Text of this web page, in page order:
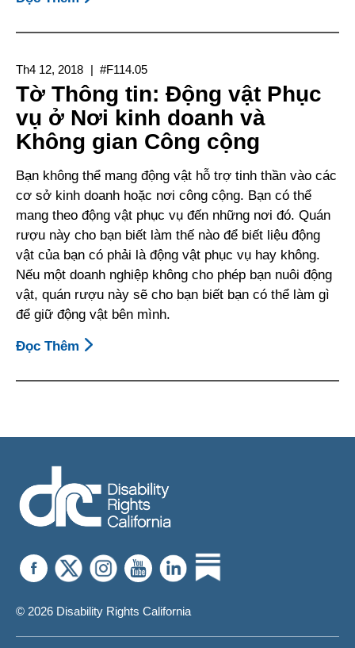
Vật
Giúp
Tại
Nhà
Ở:
Động
Vật
Phục
Vụ
Và
Động
Vật
Trợ
Giúp
Về
Tinh
Th4 12, 2018 #F114.05
Tờ Thông tin: Động vật Phục
vụ ở Nơi kinh doanh và
Không gian Công cộng
Bạn không thể mang động vật hỗ trợ tinh thần vào các
cơ sở kinh doanh hoặc nơi công cộng. Bạn có thể
mang theo động vật phục vụ đến những nơi đó. Quán
rượu này cho bạn biết làm thế nào để biết liệu động
vật của bạn có phải là động vật phục vụ hay không.
Nếu một doanh nghiệp không cho phép bạn nuôi động
vật, quán rượu này sẽ cho bạn biết bạn có thể làm gì
để giữ động vật bên mình.
Đọc Thêm About
Thông
Vụ
Ở
Nơi
Doanh
Và
Không
© 2026 Disability Rights California